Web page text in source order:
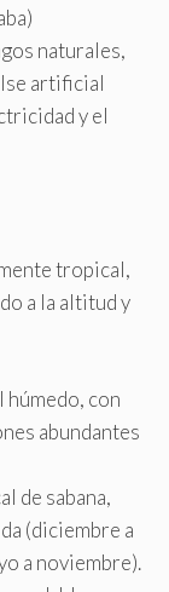
naturales,
artificial
y el
tropical,
a la altitud y
con
abundantes
de sabana,
(diciembre a
a noviembre).